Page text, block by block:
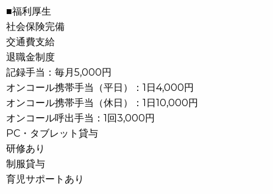
■福利厚生
社会保険完備
交通費支給
退職金制度
記録手当：毎月5,000円
オンコール携帯手当（平日）：1日4,000円
オンコール携帯手当（休日）：1日10,000円
オンコール呼出手当：1回3,000円
PC・タブレット貸与
研修あり
制服貸与
育児サポートあり